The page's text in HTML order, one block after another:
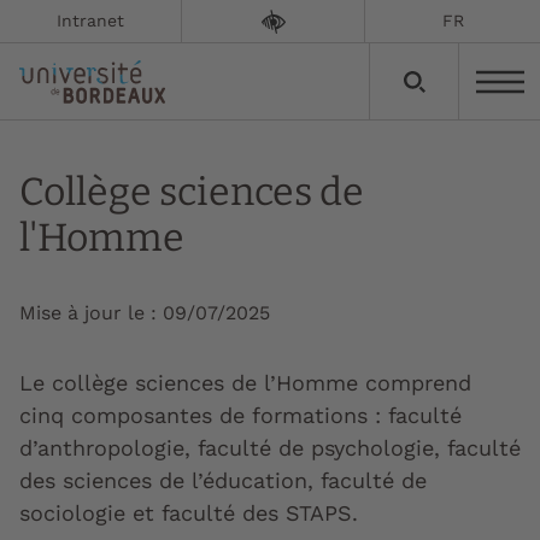
Intranet FR
Collège sciences de
l'Homme
Mise à jour le : 09/07/2025
Le collège sciences de l’Homme comprend
cinq composantes de formations : faculté
d’anthropologie, faculté de psychologie, faculté
des sciences de l’éducation, faculté de
sociologie et faculté des STAPS.